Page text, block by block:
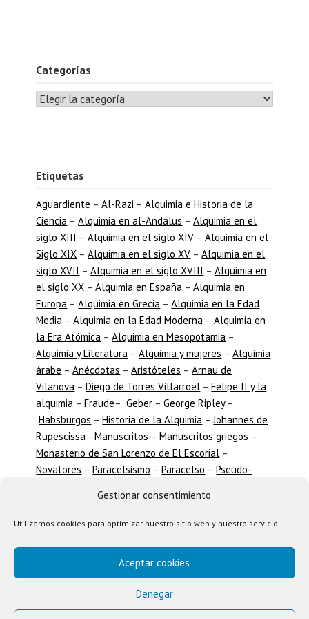
Gestionar consentimiento
Utilizamos cookies para optimizar nuestro sitio web y nuestro servicio.
Aceptar cookies
Denegar
Categorías
Etiquetas
Aguardiente –Al-Razi –Alquimia e Historia de la
Ciencia –Alquimia en al-Andalus –Alquimia en el
siglo XIII –Alquimia en el siglo XIV –Alquimia en el
Siglo XIX –Alquimia en el siglo XV –Alquimia en el
siglo XVII –Alquimia en el siglo XVIII –Alquimia en
el siglo XX –Alquimia en España –Alquimia en
Europa –Alquimia en Grecia –Alquimia en la Edad
Media –Alquimia en la Edad Moderna –Alquimia en
la Era Atómica –Alquimia en Mesopotamia –
Alquimia y Literatura –Alquimia y mujeres –Alquimia
árabe –Anécdotas –Aristóteles –Arnau de
Vilanova –Diego de Torres Villarroel –Felipe II y la
alquimia –Fraude–Geber –George Ripley–
Habsburgos –Historia de la Alquimia –Johannes de
Rupescissa –Manuscritos –Manuscritos griegos –
Monasterio de San Lorenzo de El Escorial –
Novatores –Paracelsismo –Paracelso –Pseudo-
Timadores–Transmutaciones
Weidenfeld